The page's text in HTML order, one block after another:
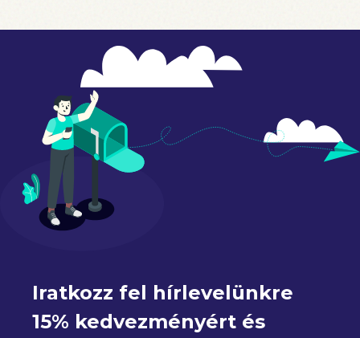
Iratkozz fel hírlevelünkre
15% kedvezményért és